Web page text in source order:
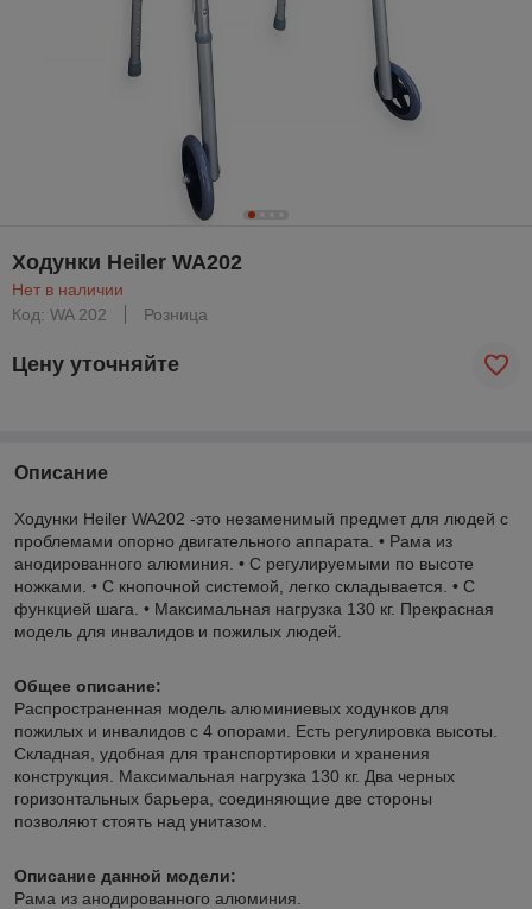
Ходунки Heiler WA202
Нет в наличии
Код: WA 202
Розница
Цену уточняйте
Описание
Ходунки Heiler WA202 -это незаменимый предмет для людей с
проблемами опорно двигательного аппарата. • Рама из
анодированного алюминия. • С регулируемыми по высоте
ножками. • С кнопочной системой, легко складывается. • С
функцией шага. • Максимальная нагрузка 130 кг. Прекрасная
модель для инвалидов и пожилых людей.
Общее описание:
Распространенная модель алюминиевых ходунков для
пожилых и инвалидов с 4 опорами. Есть регулировка высоты.
Складная, удобная для транспортировки и хранения
конструкция. Максимальная нагрузка 130 кг. Два черных
горизонтальных барьера, соединяющие две стороны
позволяют стоять над унитазом.
Описание данной модели:
Рама из анодированного алюминия.